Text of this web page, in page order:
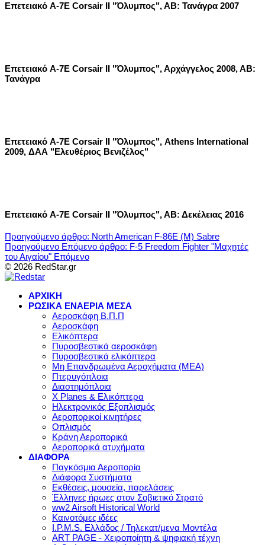
Επετειακό A-7E Corsair II "Όλυμπος", ΑΒ: Τανάγρα 2007
Επετειακό A-7E Corsair II "Όλυμπος", Αρχάγγελος 2008, ΑΒ:
Τανάγρα
Επετειακό A-7E Corsair II "Όλυμπος", Athens International
2009, ΔΑΑ "Ελευθέριος Βενιζέλος"
Επετειακό A-7E Corsair II "Όλυμπος", ΑΒ: Δεκέλειας 2016
Προηγούμενο άρθρο: North American F-86E (M) Sabre
Προηγούμενο Επόμενο άρθρο: F-5 Freedom Fighter "Μαχητές
του Αιγαίου" Επόμενο
© 2026 RedStar.gr
ΑΡΧΙΚΗ
ΡΩΣΙΚΑ ΕΝΑΕΡΙΑ ΜΕΣΑ
Αεροσκάφη Β.Π.Π
Αεροσκάφη
Ελικόπτερα
Πυροσβεστικά αεροσκάφη
Πυροσβεστικά ελικόπτερα
Μη Επανδρωμένα Αεροχήματα (ΜΕΑ)
Πτερυγόπλοια
Διαστημόπλοια
X Planes & Ελικόπτερα
Ηλεκτρονικός Εξοπλισμός
Αεροπορικοί κινητήρες
Οπλισμός
Κράνη Αεροπορικά
Αεροπορικά ατυχήματα
ΔΙΑΦΟΡΑ
Παγκόσμια Αεροπορία
Διάφορα Συστήματα
Εκθέσεις, μουσεία, παρελάσεις
Έλληνες ήρωες στον Σοβιετικό Στρατό
ww2 Airsoft Historical World
Καινοτόμες ιδέες
I.P.M.S. Ελλάδος / Τηλεκατ/μενα Μοντέλα
ART PAGE - Χειροποίητη & ψηφιακή τέχνη